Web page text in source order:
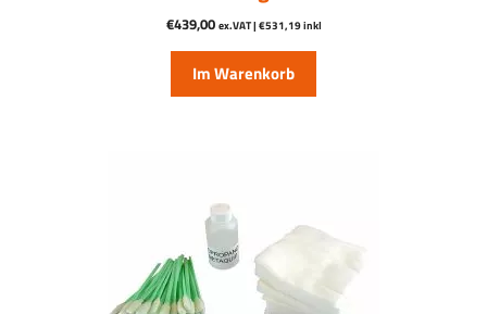
€439,00 ex.VAT | €531,19inkl
Im Warenkorb